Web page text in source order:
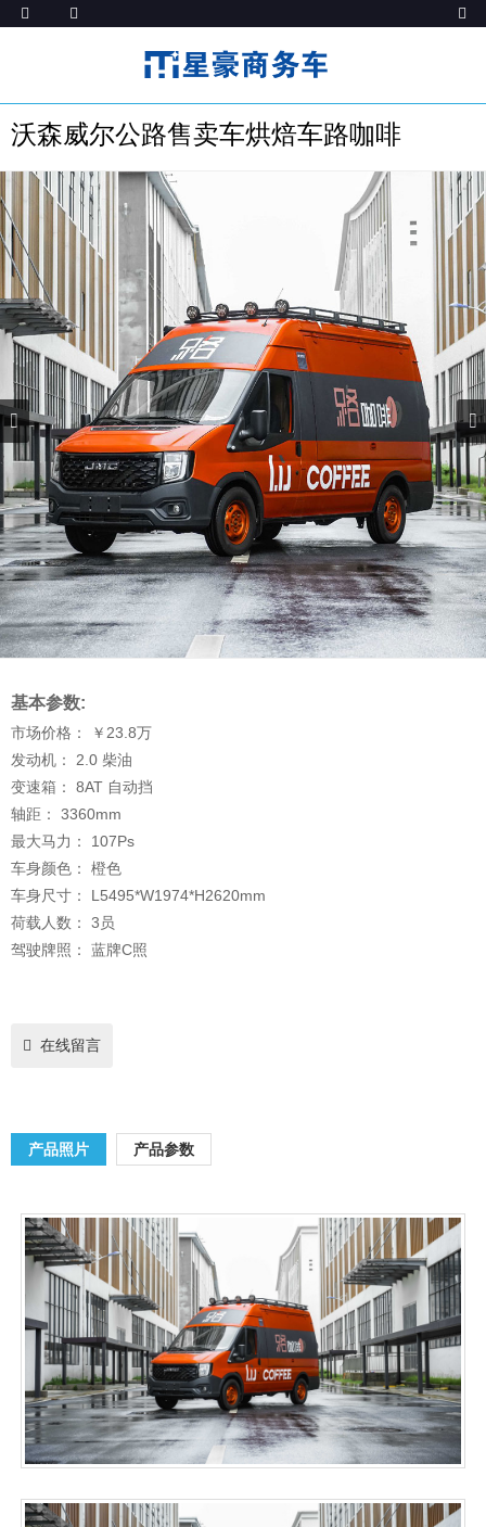
沃森威尔公路售卖车烘焙车路咖啡
基本参数:
市场价格： ￥23.8万
发动机：
2.0 柴油
变速箱：
8AT 自动挡
轴距：
3360mm
最大马力：
107Ps
车身颜色：
橙色
车身尺寸：
L5495*W1974*H2620mm
荷载人数：
3员
驾驶牌照：
蓝牌C照
在线留言
产品照片 产品参数